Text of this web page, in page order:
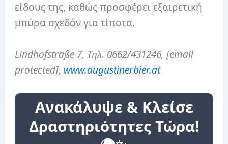
είδους της, καθώς προσφέρει εξαιρετική
μπύρα σχεδόν για τίποτα.
Lindhofstraße 7, Τηλ. 0662/431246, [email
protected], www.augustinerbier.at
Ανακάλυψε & Κλείσε
Δραστηριότητες Τώρα!